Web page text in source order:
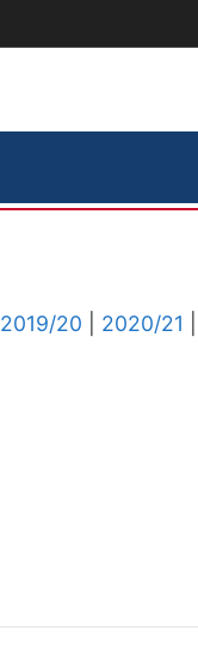
2019/20 2020/21